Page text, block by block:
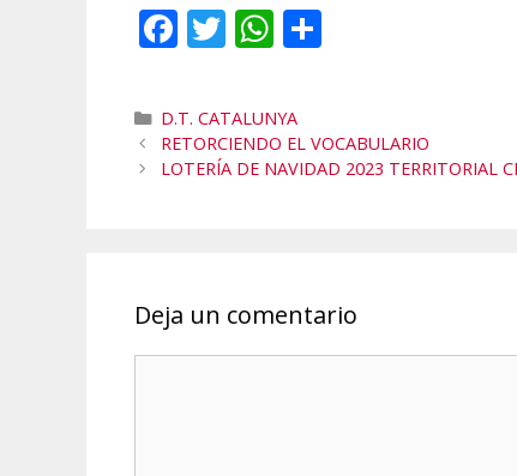
F
ac
e
b
o
T
w
itt
er
W
h
at
s
A
p
ar
Categorías
D.T. CATALUNYA
RETORCIENDO EL VOCABULARIO
LOTERÍA DE NAVIDAD 2023 TERRITORIAL
Deja un comentario